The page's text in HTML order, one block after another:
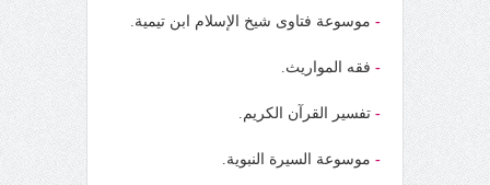
- موسوعة فتاوى شيخ الإسلام ابن تيمية.
- فقه المواريث.
- تفسير القرآن الكريم.
- موسوعة السيرة النبوية.